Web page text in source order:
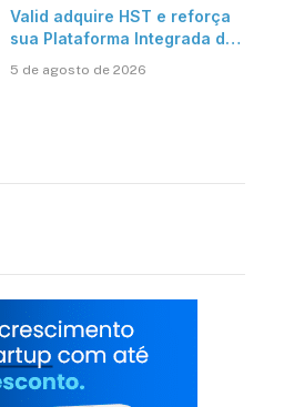
Valid adquire HST e reforça
sua Plataforma Integrada de
5 de agosto de 2026